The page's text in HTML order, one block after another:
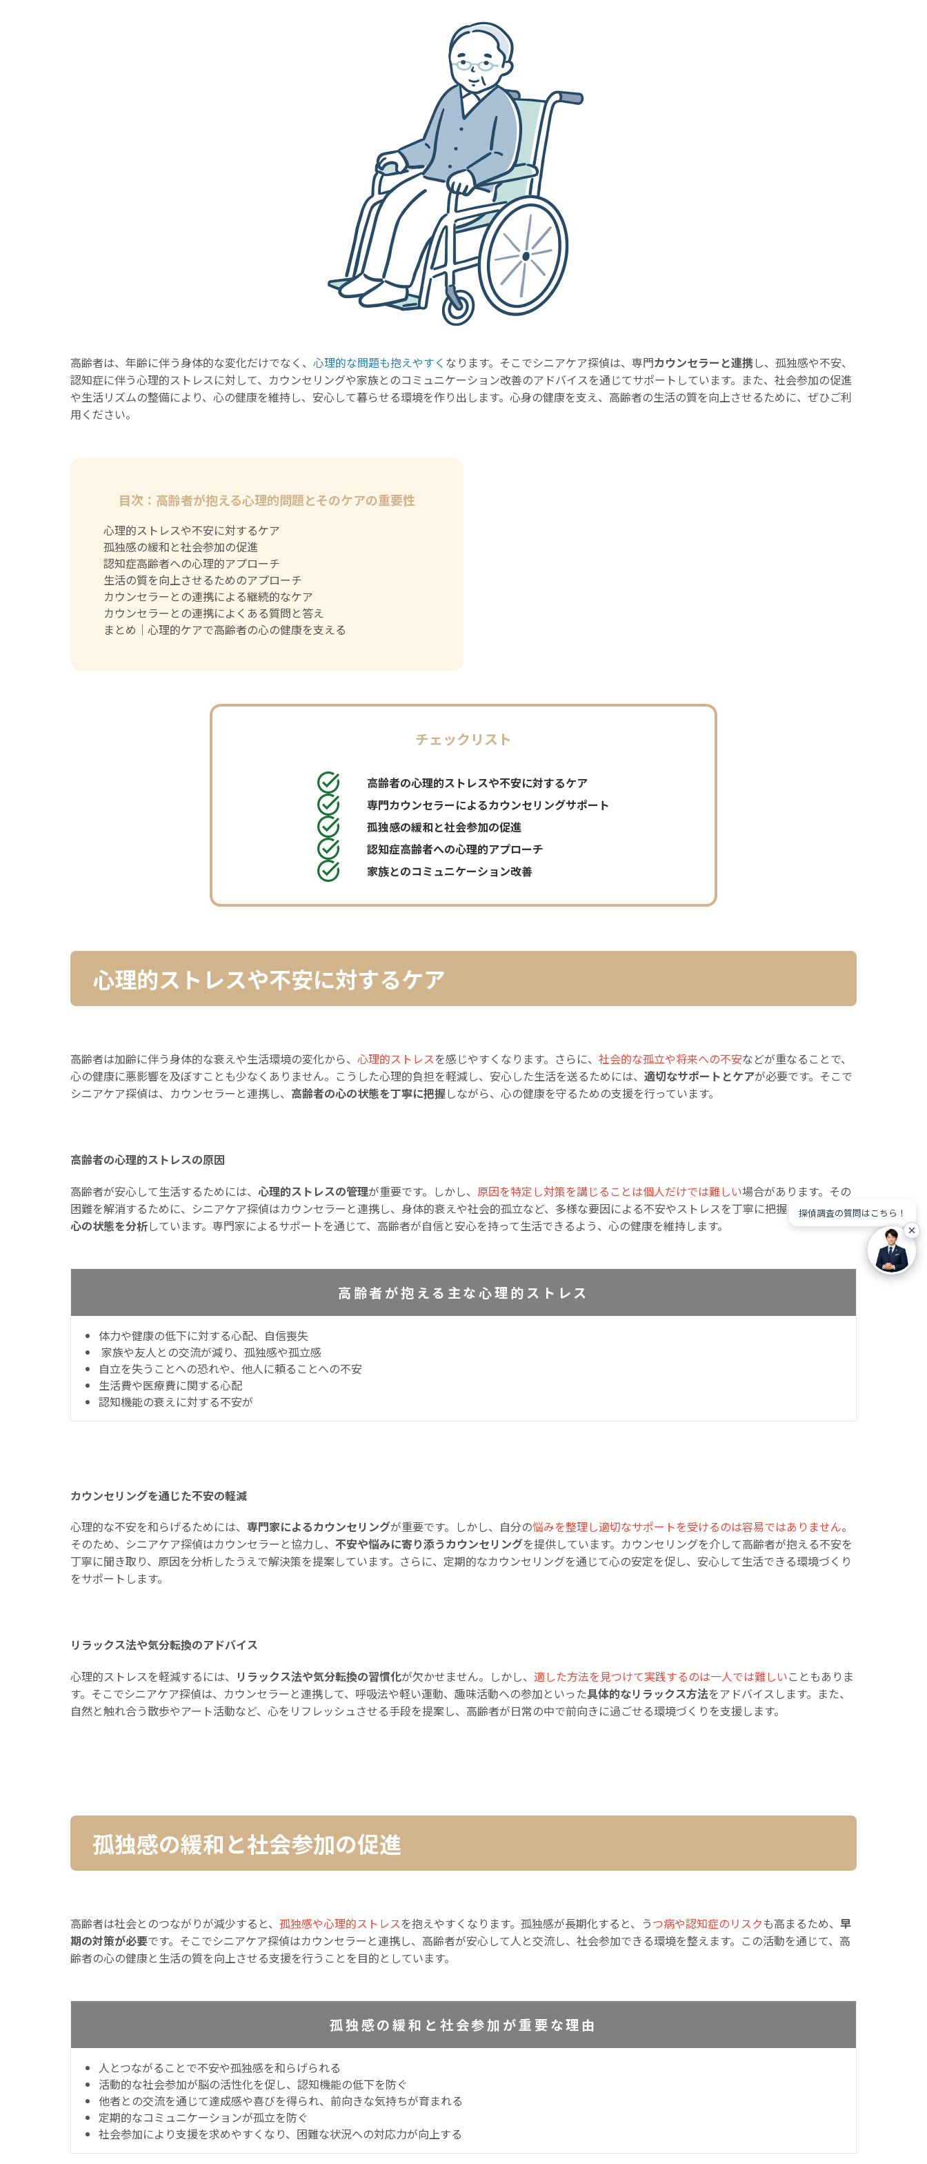
高齢者は、年齢に伴う身体的な変化だけでなく、 心理的な問題も抱えやすく なります。そこでシニアケア探偵は、専門カウンセラーと連携し、孤独感や不安、
認知症に伴う心理的ストレスに対して、カウンセリングや家族とのコミュニケーション改善のアドバイスを通じてサポートしています。また、社会参加の促進
や生活リズムの整備により、心の健康を維持し、安心して暮らせる環境を作り出します。心身の健康を支え、高齢者の生活の質を向上させるために、ぜひご利
用ください。
目次：高齢者が抱える心理的問題とそのケアの重要性
心理的ストレスや不安に対するケア
孤独感の緩和と社会参加の促進
認知症高齢者への心理的アプローチ
生活の質を向上させるためのアプローチ
カウンセラーとの連携による継続的なケア
カウンセラーとの連携によくある質問と答え
まとめ｜心理的ケアで高齢者の心の健康を支える
チェックリスト
高齢者の心理的ストレスや不安に対するケア
専門カウンセラーによるカウンセリングサポート
孤独感の緩和と社会参加の促進
認知症高齢者への心理的アプローチ
家族とのコミュニケーション改善
心理的ストレスや不安に対するケア
高齢者は加齢に伴う身体的な衰えや生活環境の変化から、 心理的ストレスを感じやすくなります。さらに、 社会的な孤立や将来への不安などが重なることで、
心の健康に悪影響を及ぼすことも少なくありません。こうした心理的負担を軽減し、安心した生活を送るためには、 適切なサポートとケアが必要です。そこで
シニアケア探偵は、カウンセラーと連携し、 高齢者の心の状態を丁寧に把握しながら、心の健康を守るための支援を行っています。
高齢者の心理的ストレスの原因
高齢者が安心して生活するためには、 心理的ストレスの管理が重要です。しかし、 原因を特定し対策を講じることは個人だけでは難しい場合があります。その
困難を解消するために、シニアケア探偵はカウンセラーと連携し、身体的衰えや社会的孤立など、多様な要因による不安やストレスを丁寧に把握し、高齢者の
心の状態を分析しています。専門家によるサポートを通じて、高齢者が自信と安心を持って生活できるよう、心の健康を維持します。
高齢者が抱える主な心理的ストレス
体力や健康の低下に対する心配、自信喪失
家族や友人との交流が減り、孤独感や孤立感
自立を失うことへの恐れや、他人に頼ることへの不安
生活費や医療費に関する心配
認知機能の衰えに対する不安が
カウンセリングを通じた不安の軽減
心理的な不安を和らげるためには、 専門家によるカウンセリングが重要です。しかし、自分の悩みを整理し適切なサポートを受けるのは容易ではありません。
そのため、シニアケア探偵はカウンセラーと協力し、 不安や悩みに寄り添うカウンセリングを提供しています。カウンセリングを介して高齢者が抱える不安を
丁寧に聞き取り、原因を分析したうえで解決策を提案しています。さらに、定期的なカウンセリングを通じて心の安定を促し、安心して生活できる環境づくり
をサポートします。
リラックス法や気分転換のアドバイス
心理的ストレスを軽減するには、 リラックス法や気分転換の習慣化が欠かせません。しかし、 適した方法を見つけて実践するのは一人では難しいこともありま
す。そこでシニアケア探偵は、カウンセラーと連携して、呼吸法や軽い運動、趣味活動への参加といった具体的なリラックス方法をアドバイスします。また、
自然と触れ合う散歩やアート活動など、心をリフレッシュさせる手段を提案し、高齢者が日常の中で前向きに過ごせる環境づくりを支援します。
孤独感の緩和と社会参加の促進
高齢者は社会とのつながりが減少すると、 孤独感や心理的ストレスを抱えやすくなります。孤独感が長期化すると、うつ病や認知症のリスクも高まるため、 早
期の対策が必要です。そこでシニアケア探偵はカウンセラーと連携し、高齢者が安心して人と交流し、社会参加できる環境を整えます。この活動を通じて、高
齢者の心の健康と生活の質を向上させる支援を行うことを目的としています。
孤独感の緩和と社会参加が重要な理由
人とつながることで不安や孤独感を和らげられる
活動的な社会参加が脳の活性化を促し、認知機能の低下を防ぐ
他者との交流を通じて達成感や喜びを得られ、前向きな気持ちが育まれる
定期的なコミュニケーションが孤立を防ぐ
社会参加により支援を求めやすくなり、困難な状況への対応力が向上する
探偵調査の質問はこちら！